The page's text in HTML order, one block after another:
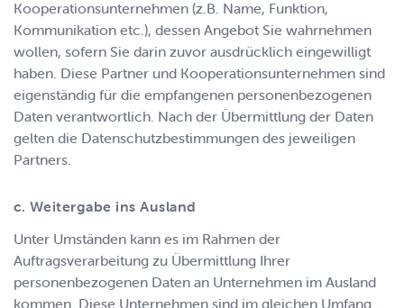
Kooperationsunternehmen (z.B. Name, Funktion,
Kommunikation etc.), dessen Angebot Sie wahrnehmen
wollen, sofern Sie darin zuvor ausdrücklich eingewilligt
haben. Diese Partner und Kooperationsunternehmen sind
eigenständig für die empfangenen personenbezogenen
Daten verantwortlich. Nach der Übermittlung der Daten
gelten die Datenschutzbestimmungen des jeweiligen
Partners.
c. Weitergabe ins Ausland
Unter Umständen kann es im Rahmen der
Auftragsverarbeitung zu Übermittlung Ihrer
personenbezogenen Daten an Unternehmen im Ausland
kommen. Diese Unternehmen sind im gleichen Umfang